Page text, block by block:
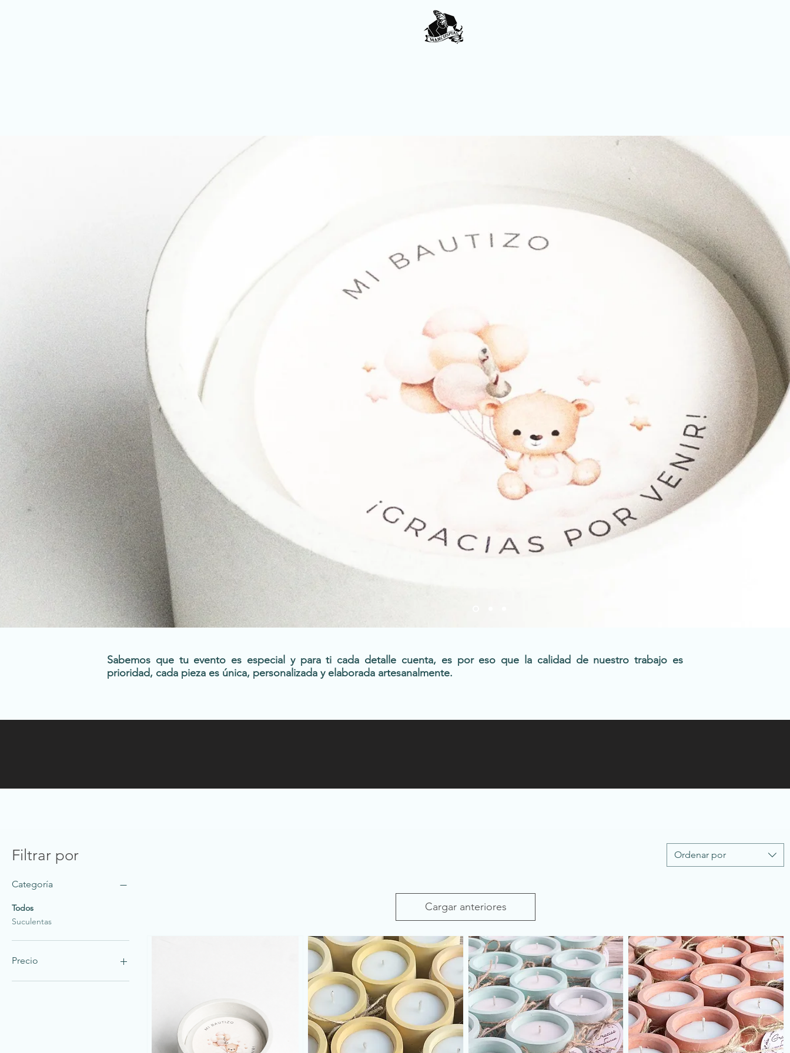
Sabemos que tu evento es especial y para ti cada detalle cuenta, es por eso que la calidad de nuestro trabajo es
prioridad, cada pieza es única, personalizada y elaborada artesanalmente.
Filtrar por
Categoría
Todos
Suculentas
Precio
Ordenar por
Cargar anteriores